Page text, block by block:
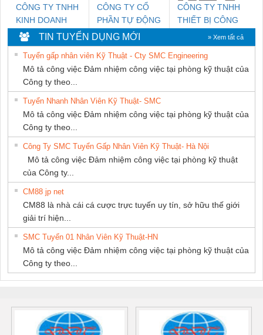
CÔNG TY TNHH
KINH DOANH
DỊCH VỤ XNK
PHƯƠNG NAM
CÔNG TY CỔ
PHẦN TỰ ĐỘNG
TIẾN HƯNG
CÔNG TY TNHH
THIẾT BỊ CÔNG
NGHIỆP NIHON
SETSUBI VIỆT
NAM
TIN TUYỂN DỤNG MỚI » Xem tất cả
Tuyển gấp nhân viên Kỹ Thuật - Cty SMC Engineering
Mô tả công việc Đảm nhiệm công việc tại phòng kỹ thuật của
Công ty theo...
Tuyển Nhanh Nhân Viên Kỹ Thuật- SMC
Mô tả công việc Đảm nhiệm công việc tại phòng kỹ thuật của
Công ty theo...
Công Ty SMC Tuyển Gấp Nhân Viên Kỹ Thuật- Hà Nội
Mô tả công việc Đảm nhiệm công việc tại phòng kỹ thuật
của Công ty...
CM88 jp net
CM88 là nhà cái cá cược trực tuyến uy tín, sở hữu thế giới
giải trí hiện...
SMC Tuyển 01 Nhân Viên Kỹ Thuật-HN
Mô tả công việc Đảm nhiệm công việc tại phòng kỹ thuật của
Công ty theo...